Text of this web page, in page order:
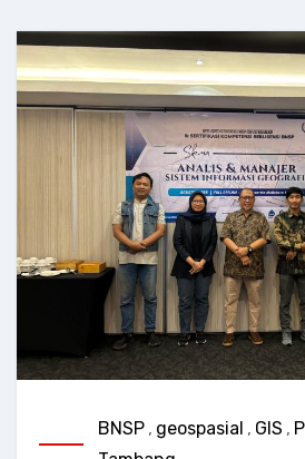
BNSP , geospasial , GIS ,